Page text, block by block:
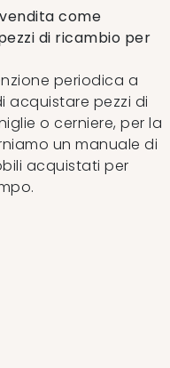
come
di ricambio per
periodica a
acquistare pezzi di
o cerniere, per la
un manuale di
acquistati per